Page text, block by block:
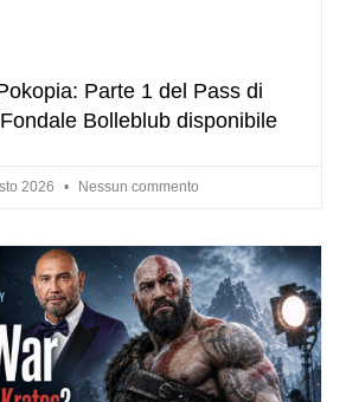
Parte 1 del Pass di
Bolleblub disponibile
2026 Nessun commento